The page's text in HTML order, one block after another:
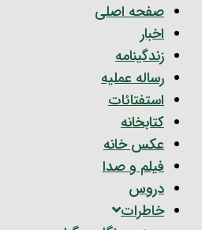
صفحه اصلی
اخبار
زندگینامه
رساله عملیه
استفتائات
کتابخانه
عکس خانه
فیلم و صدا
دروس
خاطرات